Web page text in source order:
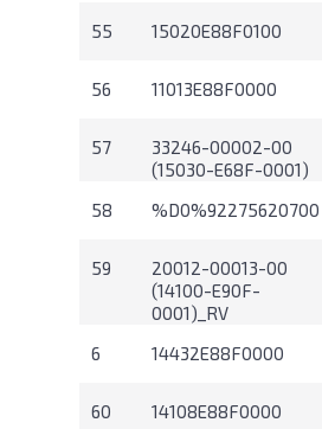
55 15020E88F0100
56 11013E88F0000
57
33246-00002-00
(15030-E68F-0001)
58 %D0%92275620700
59
20012-00013-00
(14100-E90F-
0001)_RV
6 14432E88F0000
60 14108E88F0000